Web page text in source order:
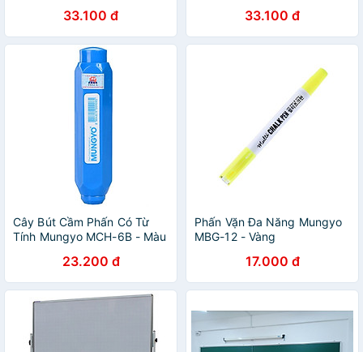
33.100 đ 33.100 đ
Cây Bút Cầm Phấn Có Từ
Tính Mungyo MCH-6B - Màu
23.200 đ
Phấn Vặn Đa Năng Mungyo
MBG-12 - Vàng
17.000 đ